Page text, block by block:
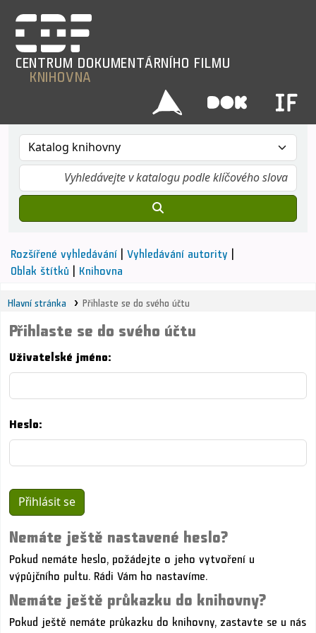
CENTRUMDOKUMENTÁRNÍHO FILMU
KNIHOVNA
Rozšířené vyhledávání Vyhledávání autority
Oblak štítků Knihovna
Hlavní stránka Přihlaste se do svého účtu
Přihlaste se do svého účtu
Uživatelské jméno:
Heslo:
Nemáte ještě nastavené heslo?
Pokud nemáte heslo, požádejte o jeho vytvoření u
výpůjčního pultu. Rádi Vám ho nastavíme.
Nemáte ještě průkazku do knihovny?
Pokud ještě nemáte průkazku do knihovny, zastavte se u nás